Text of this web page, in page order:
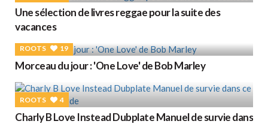
Une sélection de livres reggae pour la suite des
vacances
ROOTS 19
Morceau du jour : 'One Love' de Bob Marley
ROOTS 4
Charly B Love Instead Dubplate Manuel de survie dans